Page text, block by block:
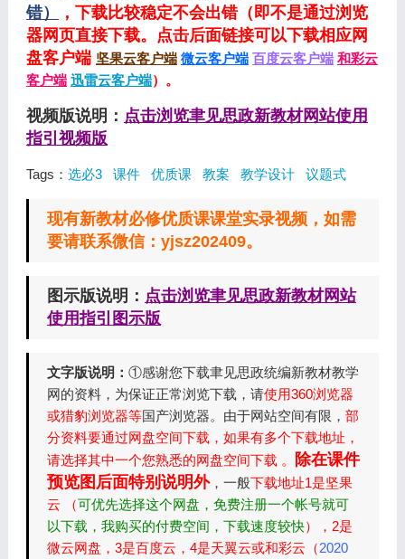
错）
，下载比较稳定不会出错（即不是通过浏览
器网页直接下载。点击后面链接可以下载相应网
盘客户端 坚果云客户端 微云客户端 百度云客户端 和彩云
客户端 迅雷云客户端）。
视频版说明： 点击浏览聿见思政新教材网站使用
指引视频版
Tags： 选必3 课件 优质课 教案 教学设计 议题式
现有新教材必修优质课课堂实录视频，如需
要请联系微信：yjsz202409。
图示版说明： 点击浏览聿见思政新教材网站
使用指引图示版
文字版说明： ①感谢您下载聿见思政统编新教材教学
网的资料，为保证正常浏览下载，请使用360浏览器
或猎豹浏览器等国产浏览器。由于网站空间有限， 部
分资料要通过网盘空间下载，如果有多个下载地址，
请选择其中一个您熟悉的网盘空间下载 。
除在课件
预览图后面特别说明外，一般下载地址1是坚果
云 （可优先选择这个网盘，免费注册一个帐号就可
以下载，我购买的付费空间，下载速度较快），2是
微云网盘，3是百度云，4是天翼云或和彩云（2020